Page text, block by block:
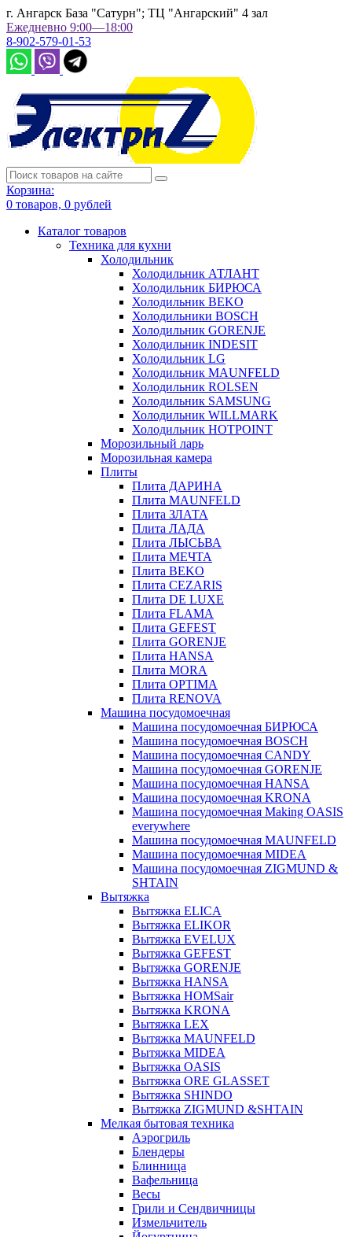
г. Ангарск База "Сатурн"; ТЦ "Ангарский" 4 зал
Ежедневно 9:00—18:00
8-902-579-01-53
Корзина:
0 товаров, 0 рублей
Каталог товаров
Техника для кухни
Холодильник
Холодильник АТЛАНТ
Холодильник БИРЮСА
Холодильник BEKO
Холодильники BOSCH
Холодильник GORENJE
Холодильник INDESIT
Холодильник LG
Холодильник MAUNFELD
Холодильник ROLSEN
Холодильник SAMSUNG
Холодильник WILLMARK
Холодильник HOTPOINT
Морозильный ларь
Морозильная камера
Плиты
Плита ДАРИНА
Плита MAUNFELD
Плита ЗЛАТА
Плита ЛАДА
Плита ЛЫСЬВА
Плита МЕЧТА
Плита BEKO
Плита CEZARIS
Плита DE LUXE
Плита FLAMA
Плита GEFEST
Плита GORENJE
Плита HANSA
Плита MORA
Плита OPTIMA
Плита RENOVA
Машина посудомоечная
Машина посудомоечная БИРЮСА
Машина посудомоечная BOSCH
Машина посудомоечная CANDY
Машина посудомоечная GORENJE
Машина посудомоечная HANSA
Машина посудомоечная KRONA
Машина посудомоечная Making OASIS
everywhere
Машина посудомоечная MAUNFELD
Машина посудомоечная MIDEA
Машина посудомоечная ZIGMUND &
SHTAIN
Вытяжка
Вытяжка ELICA
Вытяжка ELIKOR
Вытяжка EVELUX
Вытяжка GEFEST
Вытяжка GORENJE
Вытяжка HANSA
Вытяжка HOMSair
Вытяжка KRONA
Вытяжка LEX
Вытяжка MAUNFELD
Вытяжка MIDEA
Вытяжка OASIS
Вытяжка ORE GLASSET
Вытяжка SHINDO
Вытяжка ZIGMUND &SHTAIN
Мелкая бытовая техника
Аэрогриль
Блендеры
Блинница
Вафельница
Весы
Грили и Сендвичницы
Измельчитель